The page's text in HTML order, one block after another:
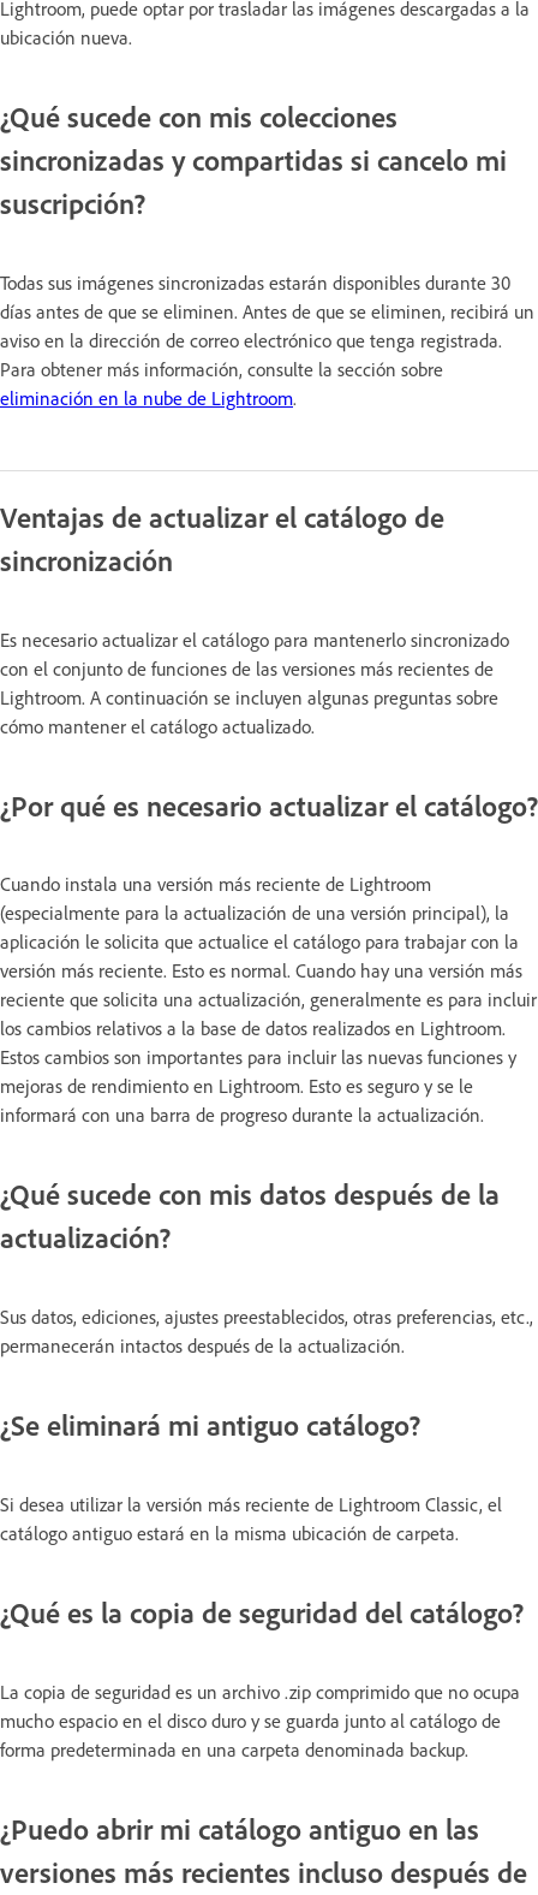
Lightroom, puede optar por trasladar las imágenes descargadas a la
ubicación nueva.
¿Qué sucede con mis colecciones
sincronizadas y compartidas si cancelo mi
suscripción?
Todas sus imágenes sincronizadas estarán disponibles durante 30
días antes de que se eliminen. Antes de que se eliminen, recibirá un
aviso en la dirección de correo electrónico que tenga registrada.
Para obtener más información, consulte la sección sobre
eliminación en la nube de Lightroom.
Ventajas de actualizar el catálogo de
sincronización
Es necesario actualizar el catálogo para mantenerlo sincronizado
con el conjunto de funciones de las versiones más recientes de
Lightroom. A continuación se incluyen algunas preguntas sobre
cómo mantener el catálogo actualizado.
¿Por qué es necesario actualizar el catálogo?
Cuando instala una versión más reciente de Lightroom
(especialmente para la actualización de una versión principal), la
aplicación le solicita que actualice el catálogo para trabajar con la
versión más reciente. Esto es normal. Cuando hay una versión más
reciente que solicita una actualización, generalmente es para incluir
los cambios relativos a la base de datos realizados en Lightroom.
Estos cambios son importantes para incluir las nuevas funciones y
mejoras de rendimiento en Lightroom. Esto es seguro y se le
informará con una barra de progreso durante la actualización.
¿Qué sucede con mis datos después de la
actualización?
Sus datos, ediciones, ajustes preestablecidos, otras preferencias, etc.,
permanecerán intactos después de la actualización.
¿Se eliminará mi antiguo catálogo?
Si desea utilizar la versión más reciente de Lightroom Classic, el
catálogo antiguo estará en la misma ubicación de carpeta.
¿Qué es la copia de seguridad del catálogo?
La copia de seguridad es un archivo .zip comprimido que no ocupa
mucho espacio en el disco duro y se guarda junto al catálogo de
forma predeterminada en una carpeta denominada backup.
¿Puedo abrir mi catálogo antiguo en las
versiones más recientes incluso después de